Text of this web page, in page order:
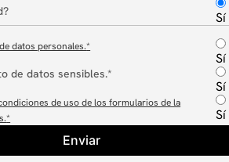
Sí
datos personales.*
Sí
de datos sensibles.*
Sí
de uso de los formularios de la
* Sí
Enviar